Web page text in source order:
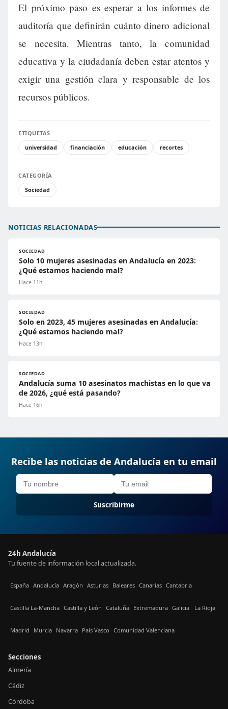
El próximo paso es esperar a los informes de
auditoría que definirán cuánto dinero adicional
se necesita. Mientras tanto, la comunidad
educativa y la ciudadanía deben estar atentos y
exigir una gestión clara y responsable de los
recursos públicos.
ETIQUETAS
universidad
financiación educación recortes
CATEGORÍA
Sociedad
NOTICIAS RELACIONADAS
SOCIEDAD
Solo 10 mujeres asesinadas en Andalucía en 2023:
¿Qué estamos haciendo mal?
Hace 11h
SOCIEDAD
Solo en 2023, 45 mujeres asesinadas en Andalucía:
¿Qué estamos haciendo mal?
Hace 13h
SOCIEDAD
Andalucía suma 10 asesinatos machistas en lo que va
de 2026, ¿qué está pasando?
Hace 16h
Recibe las noticias de Andalucía en tu email
Suscribirme
24h Andalucía
Tu fuente de información local actualizada.
España Andalucía Aragón Asturias Baleares Canarias Cantabria
Castilla La-Mancha Castilla y León Cataluña Extremadura Galicia La Rioja
Madrid Murcia Navarra País Vasco Comunidad Valenciana
Secciones
Almería
Cádiz
Córdoba